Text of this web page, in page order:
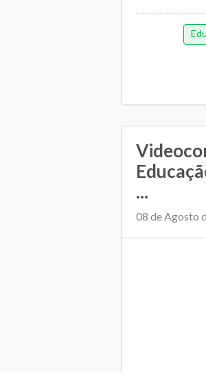
...
08 de Agosto